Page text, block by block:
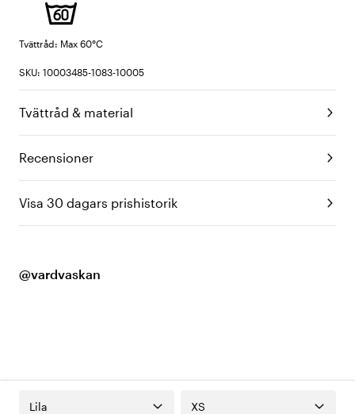
Tvättråd: Max 60°C
SKU: 10003485-1083-10005
Tvättråd & material
Recensioner
Visa 30 dagars prishistorik
@vardvaskan
Lila XS